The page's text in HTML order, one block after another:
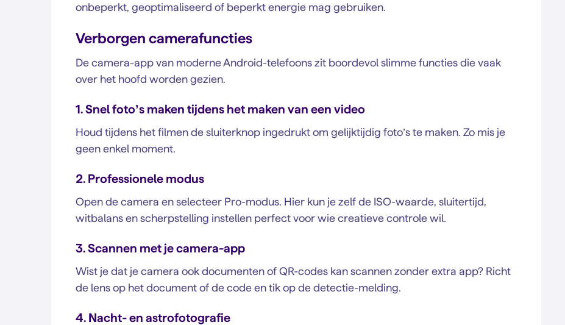
onbeperkt, geoptimaliseerd of beperkt energie mag gebruiken.
Verborgen camerafuncties
De camera-app van moderne Android-telefoons zit boordevol slimme functies die vaak
over het hoofd worden gezien.
1. Snel foto’s maken tijdens het maken van een video
Houd tijdens het filmen de sluiterknop ingedrukt om gelijktijdig foto’s te maken. Zo mis je
geen enkel moment.
2. Professionele modus
Open de camera en selecteer Pro-modus. Hier kun je zelf de ISO-waarde, sluitertijd,
witbalans en scherpstelling instellen perfect voor wie creatieve controle wil.
3. Scannen met je camera-app
Wist je dat je camera ook documenten of QR-codes kan scannen zonder extra app? Richt
de lens op het document of de code en tik op de detectie-melding.
4. Nacht- en astrofotografie